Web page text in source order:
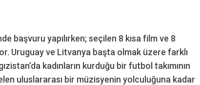
başvuru yapılırken; seçilen 8 kısa film ve 8
Uruguay ve Litvanya başta olmak üzere farklı
kadınların kurduğu bir futbol takımının
uluslararası bir müzisyenin yolculuğuna kadar